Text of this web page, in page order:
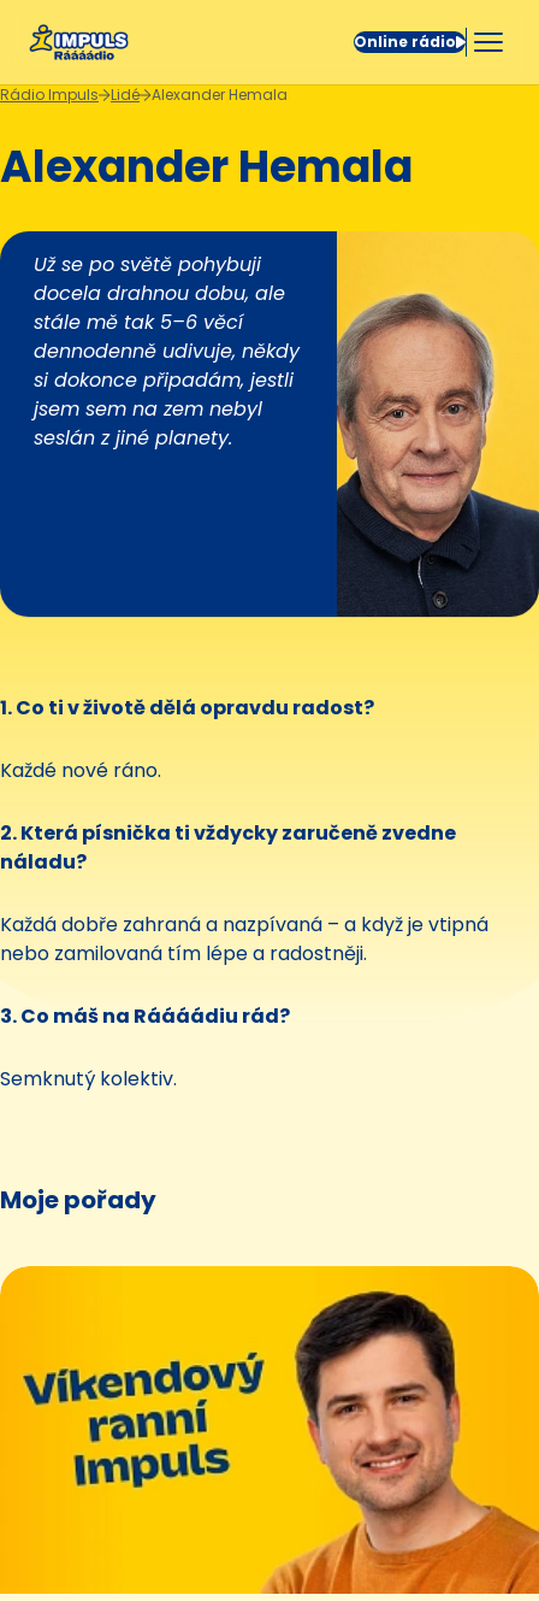
Online rádio
Rádio Impuls Lidé Alexander Hemala
Alexander Hemala
Už se po světě pohybuji
docela drahnou dobu, ale
stále mě tak 5–6 věcí
dennodenně udivuje, někdy
si dokonce připadám, jestli
jsem sem na zem nebyl
seslán z jiné planety.
1. Co ti v životě dělá opravdu radost?
Každé nové ráno.
2. Která písnička ti vždycky zaručeně zvedne
náladu?
Každá dobře zahraná a nazpívaná – a když je vtipná
nebo zamilovaná tím lépe a radostněji.
3. Co máš na Ráááádiu rád?
Semknutý kolektiv.
Moje pořady